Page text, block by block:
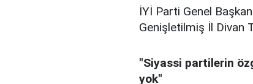
İYİ Parti Genel
Genişletilmiş İl Divan
"Siyassi partilerin
yok"